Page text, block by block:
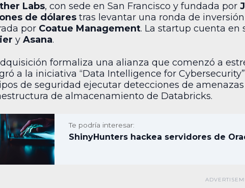
Labs, con sede en San Francisco y fundada por
de dólares tras levantar una ronda de
por Coatue Management. La startup cuenta en
y Asana.
formaliza una alianza que comenzó a
a la iniciativa “Data Intelligence for
de seguridad ejecutar detecciones de
de almacenamiento de Databricks.
Te podría interesar:
ShinyHunters hackea servidores de